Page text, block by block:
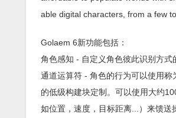
able digital characters, from a few
Golaem 6新功能包括：
角色感知 - 自定义角色彼此识别方式
通道运算符 - 角色的行为可以使用称
的低级构建块定制。可以使用大约
如位置，速度，目标距离...）来馈送